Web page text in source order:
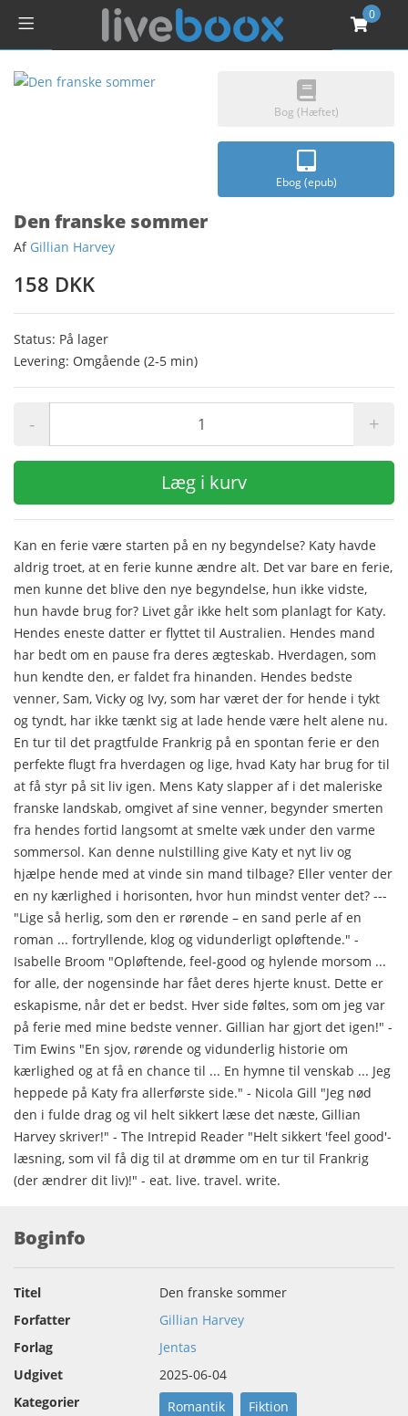
0
Bog (Hæftet)
Ebog (epub)
Den franske sommer
Af Gillian Harvey
158 DKK
Status: På lager
Levering: Omgående (2-5 min)
- +
Læg i kurv
Kan en ferie være starten på en ny begyndelse? Katy havde
aldrig troet, at en ferie kunne ændre alt. Det var bare en ferie,
men kunne det blive den nye begyndelse, hun ikke vidste,
hun havde brug for? Livet går ikke helt som planlagt for Katy.
Hendes eneste datter er flyttet til Australien. Hendes mand
har bedt om en pause fra deres ægteskab. Hverdagen, som
hun kendte den, er faldet fra hinanden. Hendes bedste
venner, Sam, Vicky og Ivy, som har været der for hende i tykt
og tyndt, har ikke tænkt sig at lade hende være helt alene nu.
En tur til det pragtfulde Frankrig på en spontan ferie er den
perfekte flugt fra hverdagen og lige, hvad Katy har brug for til
at få styr på sit liv igen. Mens Katy slapper af i det maleriske
franske landskab, omgivet af sine venner, begynder smerten
fra hendes fortid langsomt at smelte væk under den varme
sommersol. Kan denne nulstilling give Katy et nyt liv og
hjælpe hende med at vinde sin mand tilbage? Eller venter der
en ny kærlighed i horisonten, hvor hun mindst venter det? ---
"Lige så herlig, som den er rørende – en sand perle af en
roman ... fortryllende, klog og vidunderligt opløftende." -
Isabelle Broom "Opløftende, feel-good og hylende morsom ...
for alle, der nogensinde har fået deres hjerte knust. Dette er
eskapisme, når det er bedst. Hver side føltes, som om jeg var
på ferie med mine bedste venner. Gillian har gjort det igen!" -
Tim Ewins "En sjov, rørende og vidunderlig historie om
kærlighed og at få en chance til ... En hymne til venskab ... Jeg
heppede på Katy fra allerførste side." - Nicola Gill "Jeg nød
den i fulde drag og vil helt sikkert læse det næste, Gillian
Harvey skriver!" - The Intrepid Reader "Helt sikkert 'feel good'-
læsning, som vil få dig til at drømme om en tur til Frankrig
(der ændrer dit liv)!" - eat. live. travel. write.
Boginfo
Titel
Den franske sommer
Forfatter
Gillian Harvey
Forlag
Jentas
Udgivet
2025-06-04
Kategorier
Romantik Fiktion